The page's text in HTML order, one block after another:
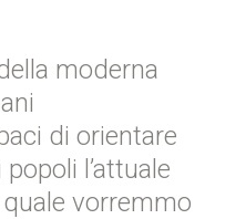
moderna
di orientare
l’attuale
vorremmo